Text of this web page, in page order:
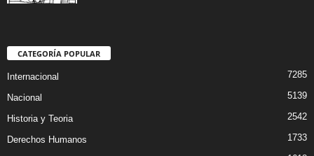
CATEGORÍA POPULAR
Internacional 7285
Nacional 5139
Historia y Teoria 2542
Derechos Humanos 1733